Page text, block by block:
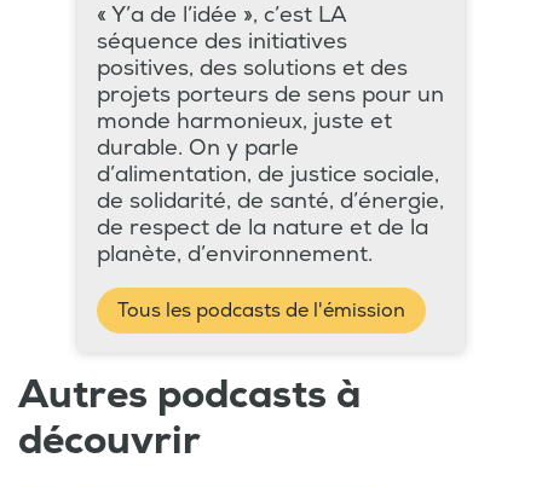
« Y’a de l’idée », c’est LA
séquence des initiatives
positives, des solutions et des
projets porteurs de sens pour un
monde harmonieux, juste et
durable. On y parle
d’alimentation, de justice sociale,
de solidarité, de santé, d’énergie,
de respect de la nature et de la
planète, d’environnement.
Tous les podcasts de l'émission
Autres podcasts à
découvrir